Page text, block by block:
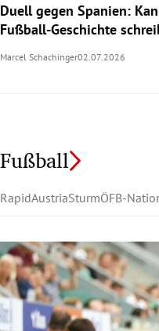
Duell gegen Spanien:
Fußball-Geschichte
Marcel Schachinger02.07.2026
Fußball
RapidAustriaSturmÖFB-